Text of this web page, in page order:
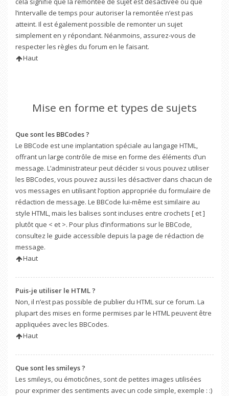
l’intervalle de temps pour autoriser la remontée n’est pas
atteint. Il est également possible de remonter un sujet
simplement en y répondant. Néanmoins, assurez-vous de
respecter les règles du forum en le faisant.
Haut
Mise en forme et types de sujets
Que sont les BBCodes ?
Le BBCode est une implantation spéciale au langage HTML,
offrant un large contrôle de mise en forme des éléments d’un
message. L’administrateur peut décider si vous pouvez utiliser
les BBCodes, vous pouvez aussi les désactiver dans chacun de
vos messages en utilisant l’option appropriée du formulaire de
rédaction de message. Le BBCode lui-même est similaire au
style HTML, mais les balises sont incluses entre crochets [ et ]
plutôt que < et >. Pour plus d’informations sur le BBCode,
consultez le guide accessible depuis la page de rédaction de
message.
Haut
Puis-je utiliser le HTML ?
Non, il n’est pas possible de publier du HTML sur ce forum. La
plupart des mises en forme permises par le HTML peuvent être
appliquées avec les BBCodes.
Haut
Que sont les smileys ?
Les smileys, ou émoticônes, sont de petites images utilisées
pour exprimer des sentiments avec un code simple, exemple : :)